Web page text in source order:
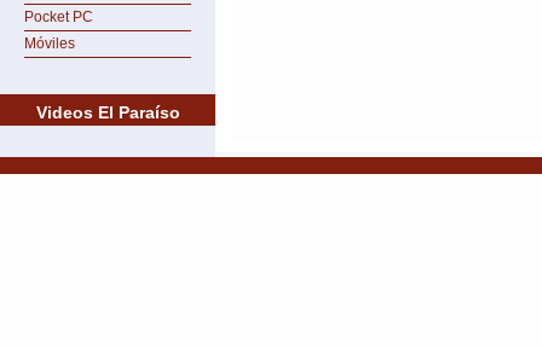
Pocket PC
Móviles
Videos El Paraíso